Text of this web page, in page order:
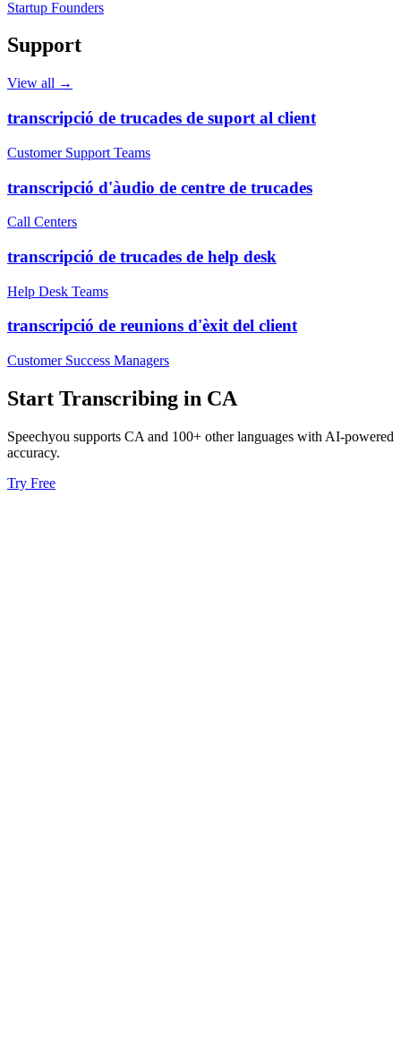
Startup Founders
Support
View all →
transcripció de trucades de suport al client
Customer Support Teams
transcripció d'àudio de centre de trucades
Call Centers
transcripció de trucades de help desk
Help Desk Teams
transcripció de reunions d'èxit del client
Customer Success Managers
Start Transcribing in CA
Speechyou supports CA and 100+ other languages with AI-powered
accuracy.
Try Free